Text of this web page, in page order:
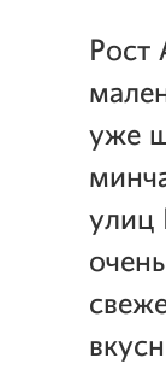
Рост
уже
улиц